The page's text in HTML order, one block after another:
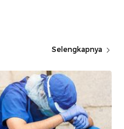
Selengkapnya